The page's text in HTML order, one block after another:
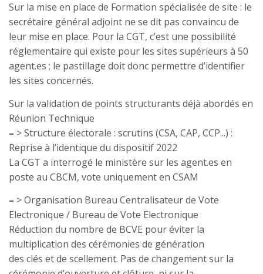
Sur la mise en place de Formation spécialisée de site : le
secrétaire général adjoint ne se dit pas convaincu de
leur mise en place. Pour la CGT, c’est une possibilité
réglementaire qui existe pour les sites supérieurs à 50
agent.es ; le pastillage doit donc permettre d’identifier
les sites concernés.
Sur la validation de points structurants déjà abordés en
Réunion Technique
– > Structure électorale : scrutins (CSA, CAP, CCP...) :
Reprise à l’identique du dispositif 2022
La CGT a interrogé le ministère sur les agent.es en
poste au CBCM, vote uniquement en CSAM
– > Organisation Bureau Centralisateur de Vote
Electronique / Bureau de Vote Electronique
Réduction du nombre de BCVE pour éviter la
multiplication des cérémonies de génération
des clés et de scellement. Pas de changement sur la